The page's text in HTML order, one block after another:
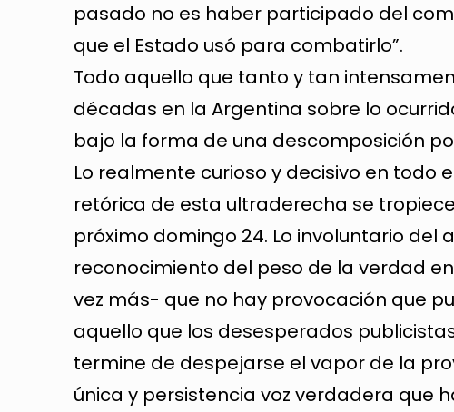
pasado no es haber participado del
que el Estado usó para combatirlo”.
Todo aquello que tanto y tan
décadas en la Argentina sobre lo
bajo la forma de una descomposición
Lo realmente curioso y decisivo en todo
retórica de esta ultraderecha se
próximo domingo 24. Lo involuntario del
reconocimiento del peso de la verdad
vez más- que no hay provocación que
aquello que los desesperados
termine de despejarse el vapor de la
única y persistencia voz verdadera que